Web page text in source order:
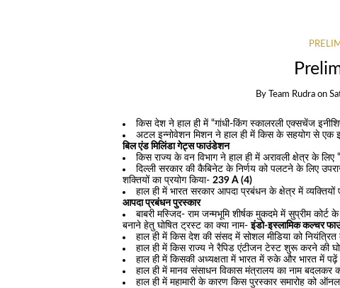
By Team Rudra on
किस देश ने हाल ही में “गांधी-किंग स्कालरली एक्सचेंज
अटल इन्नोवेशन मिशन ने हाल ही में किस के सहयोग से एक
बिल एंड मिलिंडा गेट्स फाउंडेशन
किस राज्य के वन विभाग ने हाल ही में अरावली क्षेत्र के
दिल्ली सरकार की कैबिनेट के निर्णय को पलटने के लिए
शक्तियों का प्रयोग किया-239 A (4)
हाल ही में भारत सरकार आपदा प्रबंधन के क्षेत्र में
आपदा प्रबंधन पुरस्कार
बाबरी मस्जिद- राम जन्मभूमि शीर्षक मुकदमे में सुप्रीम
बनाने हेतु घोषित ट्रस्ट का क्या नाम-इंडो-इस्लामिक कल्चर
हाल ही में किस देश की संसद में सोशल मीडिया को नियंत्रित
हाल ही में किस राज्य ने रैपिड एंटीजन टेस्ट शुरू करने की
हाल ही में किसकी अध्यक्षता में भारत में रुके और भारत में पढ़ें
हाल ही में मानव संसाधन विकास मंत्रालय का नाम बदलकर
हाल ही में महामारी के कारण किस पुरस्कार समारोह को